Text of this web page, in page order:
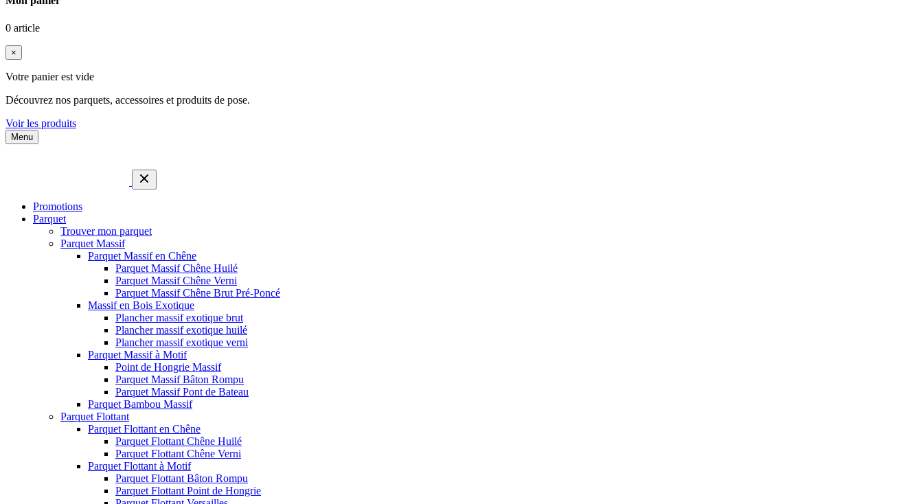
0 article
×
Votre panier est vide
Découvrez nos parquets, accessoires et produits de pose.
Voir les produits
Menu
Promotions
Parquet
Trouver mon parquet
Parquet Massif
Parquet Massif en Chêne
Parquet Massif Chêne Huilé
Parquet Massif Chêne Verni
Parquet Massif Chêne Brut Pré-Poncé
Massif en Bois Exotique
Plancher massif exotique brut
Plancher massif exotique huilé
Plancher massif exotique verni
Parquet Massif à Motif
Point de Hongrie Massif
Parquet Massif Bâton Rompu
Parquet Massif Pont de Bateau
Parquet Bambou Massif
Parquet Flottant
Parquet Flottant en Chêne
Parquet Flottant Chêne Huilé
Parquet Flottant Chêne Verni
Parquet Flottant à Motif
Parquet Flottant Bâton Rompu
Parquet Flottant Point de Hongrie